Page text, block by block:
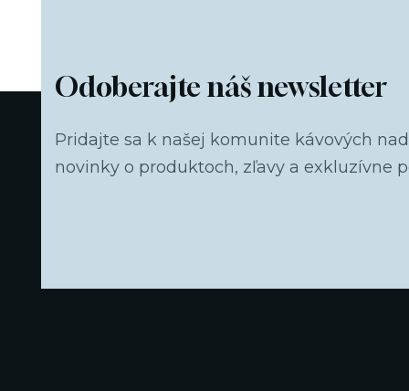
Odoberajte náš newsletter
Pridajte sa k našej komunite kávových
novinky o produktoch, zľavy a exkluzívne